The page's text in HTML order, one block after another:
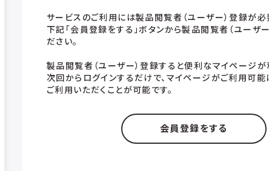
サービスのご利用には製品閲覧者（ユーザー）登録が必
下記「会員登録をする」ボタンから製品閲覧者（ユーザー
ださい。
製品閲覧者（ユーザー）登録すると便利なマイページが
次回からログインするだけで、マイページがご利用可能
ご利用いただくことが可能です。
会員登録をする